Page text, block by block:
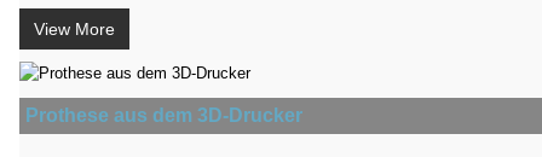
View More
Prothese aus dem 3D-Drucker